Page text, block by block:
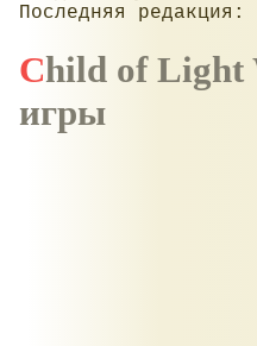
Child of Light Wii U - обзор
игры